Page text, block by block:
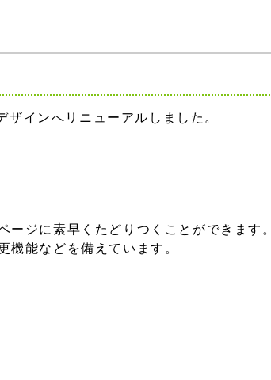
インへリニューアルしました。
ージに素早くたどりつくことができます。
機能などを備えています。